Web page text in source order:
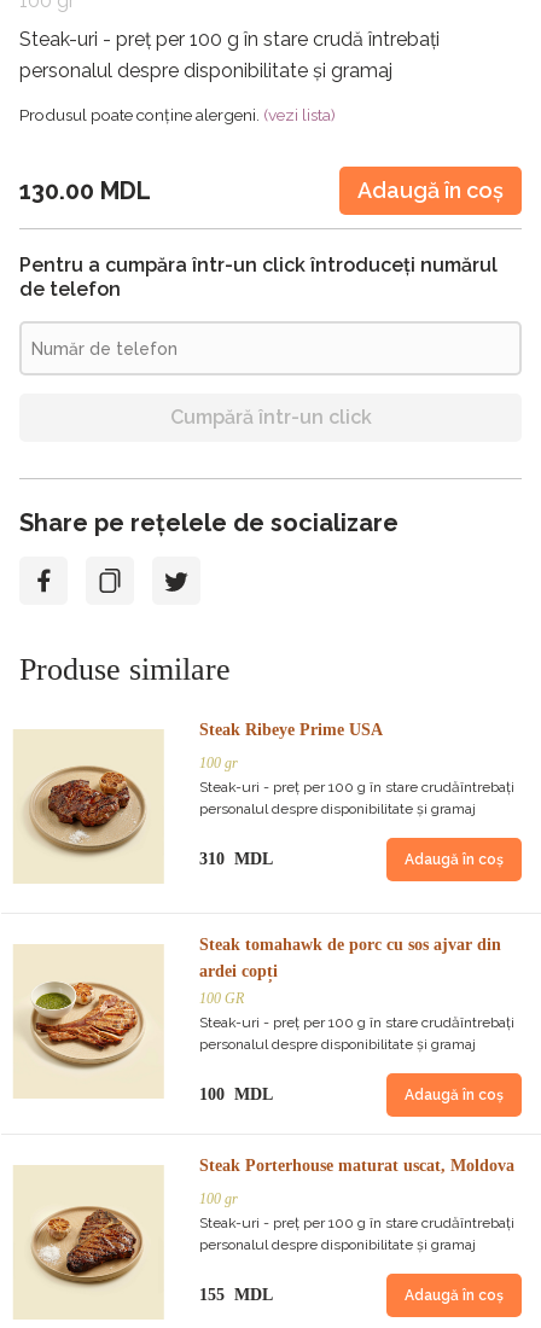
Steak-uri - preț per 100 g în stare crudă întrebați
personalul despre disponibilitate și gramaj
Produsul poate conține alergeni. (vezi lista)
130.00 MDL Adaugă în coș
Pentru a cumpăra într-un click întroduceți numărul
de telefon
Cumpără într-un click
Share pe rețelele de socializare
Produse similare
Steak Ribeye Prime USA
100 gr
Steak-uri - preț per 100 g în stare crudăîntrebați
personalul despre disponibilitate și gramaj
310 MDL Adaugă în coș
Steak tomahawk de porc cu sos ajvar din
ardei copți
100 GR
Steak-uri - preț per 100 g în stare crudăîntrebați
personalul despre disponibilitate și gramaj
100 MDL Adaugă în coș
Steak Porterhouse maturat uscat, Moldova
100 gr
Steak-uri - preț per 100 g în stare crudăîntrebați
personalul despre disponibilitate și gramaj
155 MDL Adaugă în coș